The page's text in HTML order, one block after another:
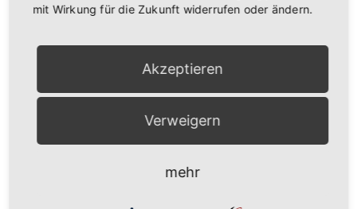
22
Deutsche Schnellschachamateurmeisterschaften
mit Wirkung für die Zukunft widerrufen oder ändern.
Akzeptieren
Verweigern
mehr